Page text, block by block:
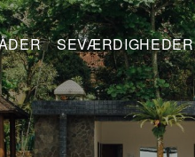
SEVÆRDIGHEDER